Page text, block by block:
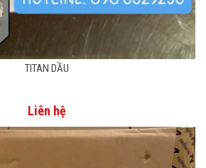
TITAN DẦU
Liên hệ